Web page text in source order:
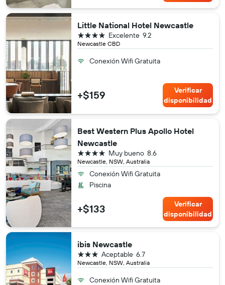
Little National Hotel Newcastle
Newcastle CBD
9.2
Excelente
4 estrellas
Conexión Wifi Gratuita
+$159
Verificar
disponibilidad
Best Western Plus Apollo Hotel
Newcastle
Newcastle, NSW, Australia
8.6
Muy bueno
4 estrellas
Conexión Wifi Gratuita
Piscina
+$133
Verificar
disponibilidad
ibis Newcastle
Newcastle, NSW, Australia
6.7
Aceptable
3 estrellas
Conexión Wifi Gratuita